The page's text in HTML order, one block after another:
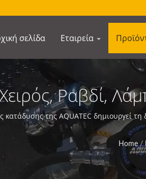
σελίδα Εταιρεία
Ραβδί,
της AQUATEC δημιουργεί
Home /